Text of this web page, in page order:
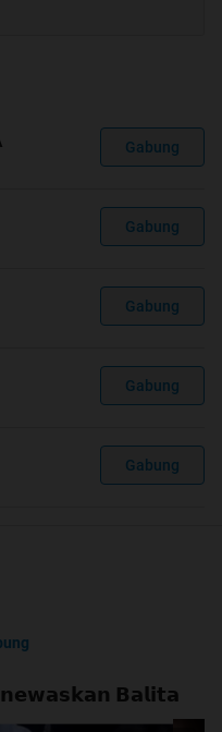
Gabung
Gabung
Gabung
Gabung
Gabung
𝗕𝗮𝗹𝗶𝘁𝗮